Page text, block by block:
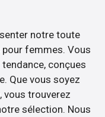
notre toute
femmes. Vous
conçues
Que vous soyez
vous trouverez
sélection. Nous